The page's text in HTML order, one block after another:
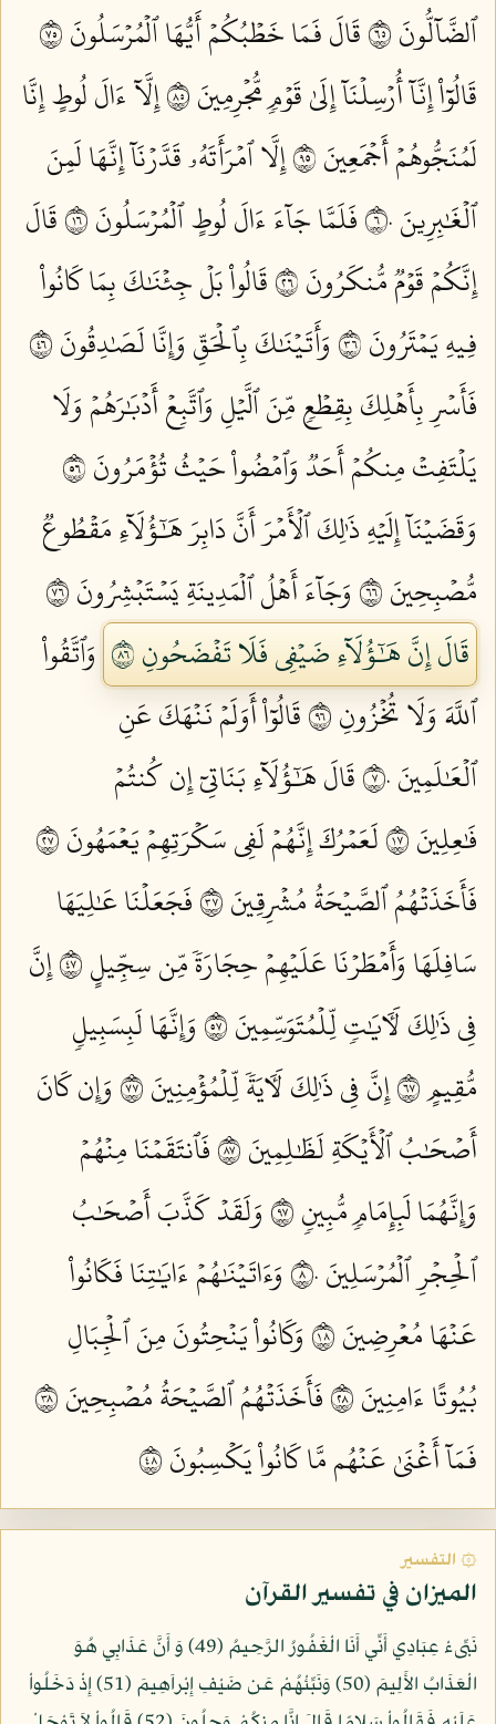
ٱلضَّآلُّونَ ٥٦
قَالَ فَمَا خَطۡبُكُمۡ أَيُّهَا ٱلۡمُرۡسَلُونَ ٥٧
قَالُوٓاْ إِنَّآ أُرۡسِلۡنَآ إِلَىٰ قَوۡمٖ مُّجۡرِمِينَ ٥٨
إِلَّآ ءَالَ لُوطٍ إِنَّا
لَمُنَجُّوهُمۡ أَجۡمَعِينَ ٥٩
إِلَّا ٱمۡرَأَتَهُۥ قَدَّرۡنَآ إِنَّهَا لَمِنَ
ٱلۡغَٰبِرِينَ ٦٠
فَلَمَّا جَآءَ ءَالَ لُوطٍ ٱلۡمُرۡسَلُونَ ٦١
قَالَ
إِنَّكُمۡ قَوۡمٞ مُّنكَرُونَ ٦٢
قَالُواْ بَلۡ جِئۡنَٰكَ بِمَا كَانُواْ
فِيهِ يَمۡتَرُونَ ٦٣
وَأَتَيۡنَٰكَ بِٱلۡحَقِّ وَإِنَّا لَصَٰدِقُونَ ٦٤
فَأَسۡرِ بِأَهۡلِكَ بِقِطۡعٖ مِّنَ ٱلَّيۡلِ وَٱتَّبِعۡ أَدۡبَٰرَهُمۡ وَلَا
يَلۡتَفِتۡ مِنكُمۡ أَحَدٞ وَٱمۡضُواْ حَيۡثُ تُؤۡمَرُونَ ٦٥
وَقَضَيۡنَآ إِلَيۡهِ ذَٰلِكَ ٱلۡأَمۡرَ أَنَّ دَابِرَ هَٰٓؤُلَآءِ مَقۡطُوعٞ
مُّصۡبِحِينَ ٦٦
وَجَآءَ أَهۡلُ ٱلۡمَدِينَةِ يَسۡتَبۡشِرُونَ ٦٧
قَالَ إِنَّ هَٰٓؤُلَآءِ ضَيۡفِي فَلَا تَفۡضَحُونِ ٦٨
وَٱتَّقُواْ
ٱللَّهَ وَلَا تُخۡزُونِ ٦٩
قَالُوٓاْ أَوَلَمۡ نَنۡهَكَ عَنِ
ٱلۡعَٰلَمِينَ ٧٠
قَالَ هَٰٓؤُلَآءِ بَنَاتِيٓ إِن كُنتُمۡ
فَٰعِلِينَ ٧١
لَعَمۡرُكَ إِنَّهُمۡ لَفِي سَكۡرَتِهِمۡ يَعۡمَهُونَ ٧٢
فَأَخَذَتۡهُمُ ٱلصَّيۡحَةُ مُشۡرِقِينَ ٧٣
فَجَعَلۡنَا عَٰلِيَهَا
سَافِلَهَا وَأَمۡطَرۡنَا عَلَيۡهِمۡ حِجَارَةٗ مِّن سِجِّيلٍ ٧٤
إِنَّ
فِي ذَٰلِكَ لَأٓيَٰتٖ لِّلۡمُتَوَسِّمِينَ ٧٥
وَإِنَّهَا لَبِسَبِيلٖ
مُّقِيمٍ ٧٦
إِنَّ فِي ذَٰلِكَ لَأٓيَةٗ لِّلۡمُؤۡمِنِينَ ٧٧
وَإِن كَانَ
أَصۡحَٰبُ ٱلۡأَيۡكَةِ لَظَٰلِمِينَ ٧٨
فَٱنتَقَمۡنَا مِنۡهُمۡ
وَإِنَّهُمَا لَبِإِمَامٖ مُّبِينٖ ٧٩
وَلَقَدۡ كَذَّبَ أَصۡحَٰبُ
ٱلۡحِجۡرِ ٱلۡمُرۡسَلِينَ ٨٠
وَءَاتَيۡنَٰهُمۡ ءَايَٰتِنَا فَكَانُواْ
عَنۡهَا مُعۡرِضِينَ ٨١
وَكَانُواْ يَنۡحِتُونَ مِنَ ٱلۡجِبَالِ
بُيُوتًا ءَامِنِينَ ٨٢
فَأَخَذَتۡهُمُ ٱلصَّيۡحَةُ مُصۡبِحِينَ ٨٣
فَمَآ أَغۡنَىٰ عَنۡهُم مَّا كَانُواْ يَكۡسِبُونَ ٨٤
۞ التفسير
الميزان في تفسير القرآن
نَبِّىءْ عِبَادِي أَنِّي أَنَا الْغَفُورُ الرَّحِيمُ (49) وَ أَنَّ عَذَابِي هُوَ
الْعَذَابُ الأَلِيمَ (50) وَنَبِّئْهُمْ عَن ضَيْفِ إِبْراَهِيمَ (51) إِذْ دَخَلُواْ